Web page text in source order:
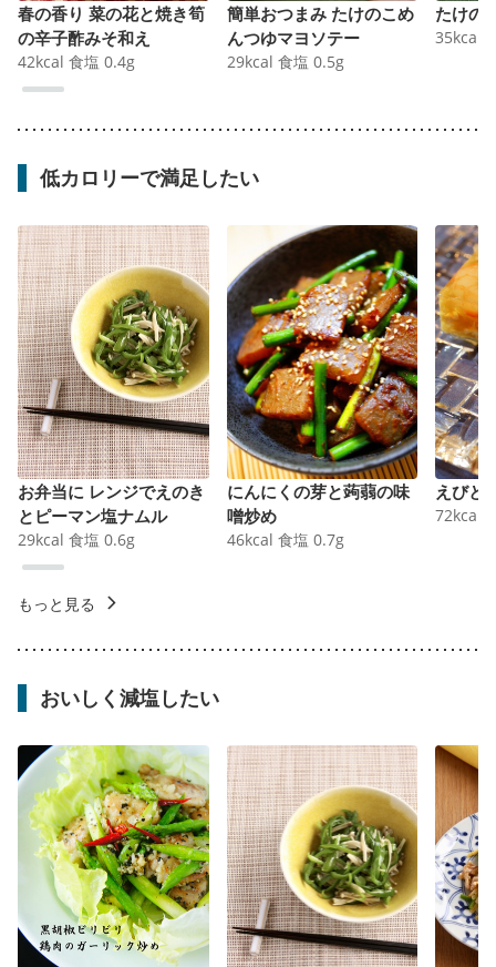
春の香り 菜の花と焼き筍
の辛子酢みそ和え
42kcal 食塩 0.4g
簡単おつまみ たけのこめ
んつゆマヨソテー
29kcal 食塩 0.5g
たけの
35kcal
低カロリーで満足したい
お弁当に レンジでえのき
とピーマン塩ナムル
29kcal 食塩 0.6g
にんにくの芽と蒟蒻の味
噌炒め
46kcal 食塩 0.7g
えびと
72kcal
もっと見る
おいしく減塩したい